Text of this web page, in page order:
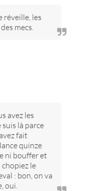
réveille, les
mecs.
avez les
suis là parce
fait
quinze
ni bouffer et
le
: bon, on va
oui.